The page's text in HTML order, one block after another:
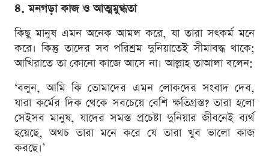
৪. মনগড়া কাজ ও আত্মমুগ্ধতা
কিছু মানুষ এমন অনেক আমল করে, যা তারা সৎকর্ম মনে
করে। কিন্তু তাদের সব পরিশ্রম দুনিয়াতেই সীমাবদ্ধ থাকে;
আখিরাতে তা কোনো কাজে আসে না। আল্লাহ তাআলা বলেন:
‘বলুন, আমি কি তোমাদের এমন লোকদের সংবাদ দেব,
যারা কর্মের দিক থেকে সবচেয়ে বেশি ক্ষতিগ্রস্ত? তারা হলো
সেইসব মানুষ, যাদের সমস্ত প্রচেষ্টা দুনিয়ার জীবনেই ব্যর্থ
হয়েছে, অথচ তারা মনে করে যে তারা খুব ভালো কাজ
করছে।’